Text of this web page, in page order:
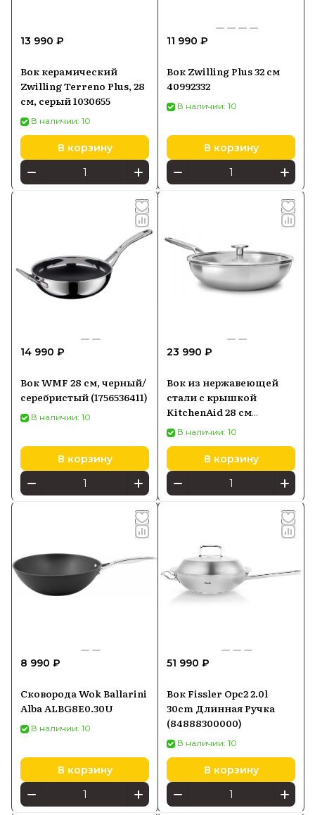
13 990 ₽
Вок керамический
Zwilling Terreno Plus, 28
см, серый 1030655
В наличии: 10
В корзину
11 990 ₽
Вок Zwilling Plus 32 см
40992332
В наличии: 10
В корзину
14 990 ₽
Вок WMF 28 см, черный/
серебристый (1756536411)
В наличии: 10
В корзину
23 990 ₽
Вок из нержавеющей
стали с крышкой
KitchenAid 28 см
(Cc003254001)
В наличии: 10
В корзину
8 990 ₽
Сковорода Wok Ballarini
Alba ALBG8E0.30U
В наличии: 10
В корзину
51 990 ₽
Вок Fissler Opc2 2.0l
30cm Длинная Ручка
(84888300000)
В наличии: 10
В корзину